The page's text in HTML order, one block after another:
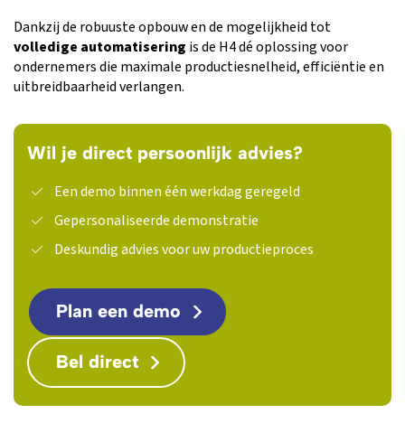
Dankzij de robuuste opbouw en de mogelijkheid tot
volledige automatisering is de H4 dé oplossing voor
ondernemers die maximale productiesnelheid, efficiëntie en
uitbreidbaarheid verlangen.
Wil je direct persoonlijk advies?
Een demo binnen één werkdag geregeld
Gepersonaliseerde demonstratie
Deskundig advies voor uw productieproces
Plan een demo
Bel direct